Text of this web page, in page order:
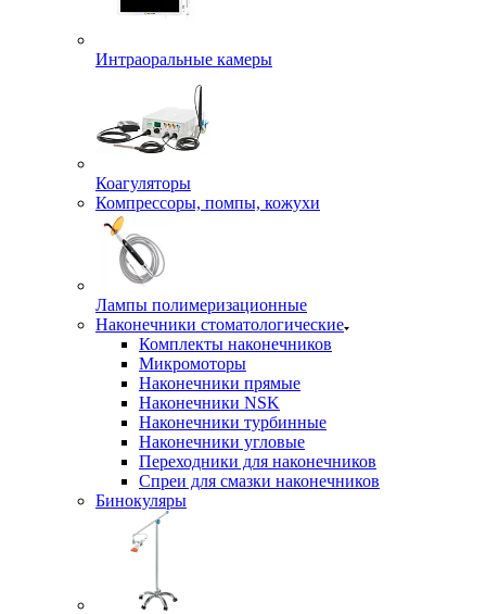
Интраоральные камеры
Коагуляторы
Компрессоры, помпы, кожухи
Лампы полимеризационные
Наконечники стоматологические
Комплекты наконечников
Микромоторы
Наконечники прямые
Наконечники NSK
Наконечники турбинные
Наконечники угловые
Переходники для наконечников
Спреи для смазки наконечников
Бинокуляры